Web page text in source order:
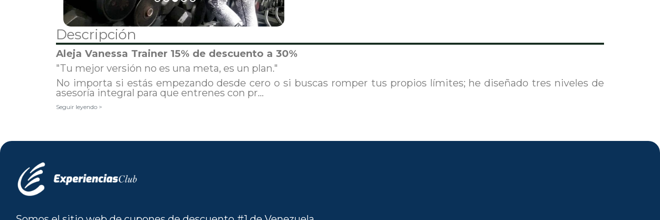
Descripción
Aleja Vanessa Trainer 15% de descuento a 30%
"Tu mejor versión no es una meta, es un plan."
No importa si estás empezando desde cero o si buscas romper tus propios límites; he diseñado tres niveles de
asesoría integral para que entrenes con pr...
Seguir leyendo >